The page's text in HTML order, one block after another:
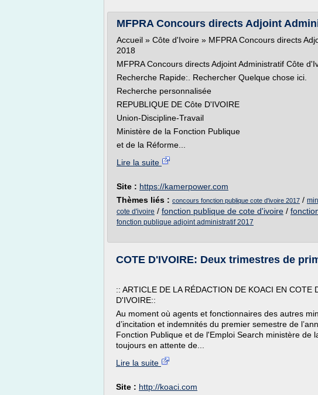
MFPRA Concours directs Adjoint
Accueil » Côte d'Ivoire » MFPRA Concours directs
2018
MFPRA Concours directs Adjoint Administratif Côte
Recherche Rapide:. Rechercher Quelque chose ici.
Recherche personnalisée
REPUBLIQUE DE Côte D'IVOIRE
Union-Discipline-Travail
Ministère de la Fonction Publique
et de la Réforme...
Lire la suite
Site : https://kamerpower.com
Thèmes liés : concours fonction publique cote d'ivoire 2017 /
cote d'ivoire / fonction publique de cote d'ivoire /
fonction publique adjoint administratif 2017
COTE D'IVOIRE: Deux trimestres de
:: ARTICLE DE LA RÉDACTION DE KOACI EN COTE
D'IVOIRE::
Au moment où agents et fonctionnaires des autres
d’incitation et indemnités du premier semestre de
Fonction Publique et de l'Emploi Search ministère de
toujours en attente de...
Lire la suite
Site : http://koaci.com